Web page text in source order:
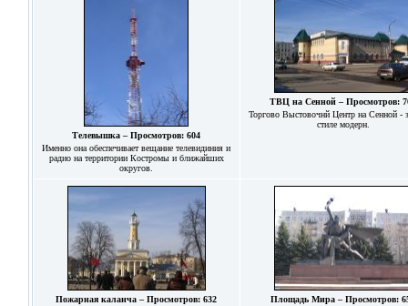
Телевышка – Просмотров: 604
Именно она обеспечивает вещание телевидиния и
радио на территории Костромы и ближайших
округов.
ТВЦ на Сенной – Просмотров:
Торгово Выстовочнй Центр на Сенной -
стиле модерн.
Пожарная каланча – Просмотров: 632
Площадь Мира – Просмотров: